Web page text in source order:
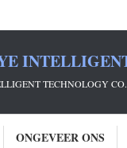
TECHNOLOGY
ONGEVEER ONS